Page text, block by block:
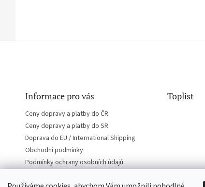
Informace pro vás
Ceny dopravy a platby do ČR
Ceny dopravy a platby do SR
Doprava do EU / International Shipping
Obchodní podmínky
Podmínky ochrany osobních údajů
Toplist